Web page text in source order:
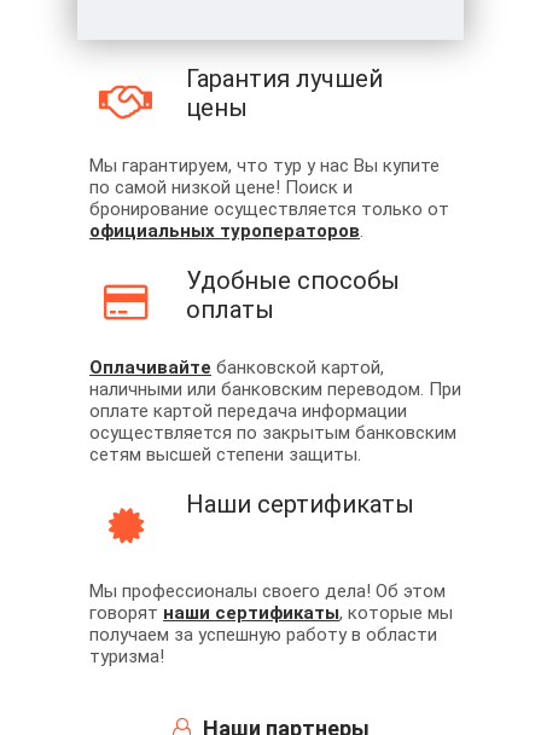
Гарантия лучшей
цены
Мы гарантируем, что тур у нас Вы купите
по самой низкой цене! Поиск и
бронирование осуществляется только от
официальных туроператоров.
Удобные способы
оплаты
Оплачивайте банковской картой,
наличными или банковским переводом. При
оплате картой передача информации
осуществляется по закрытым банковским
сетям высшей степени защиты.
Наши сертификаты
Мы профессионалы своего дела! Об этом
говорят наши сертификаты, которые мы
получаем за успешную работу в области
туризма!
Наши партнеры